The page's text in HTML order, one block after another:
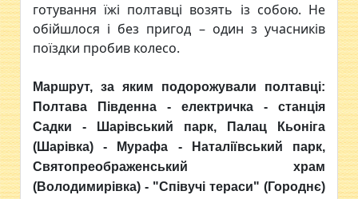
готування їжі полтавці возять із собою. Не
обійшлося і без пригод – один з учасників
поїздки пробив колесо.
Маршрут, за яким подорожували полтавці:
Полтава Південна - електричка - станція
Садки - Шарівський парк, Палац Кьоніга
(Шарівка) - Мурафа - Наталіївський парк,
Святопреображенський храм
(Володимирівка) - "Співучі тераси" (Городнє)